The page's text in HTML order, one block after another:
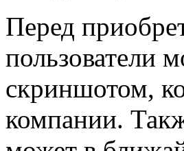
Перед
пользователи
скриншотом,
компании.